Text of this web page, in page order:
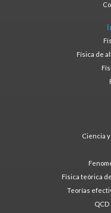
Física de
Ciencia
Física teórica
Teorías